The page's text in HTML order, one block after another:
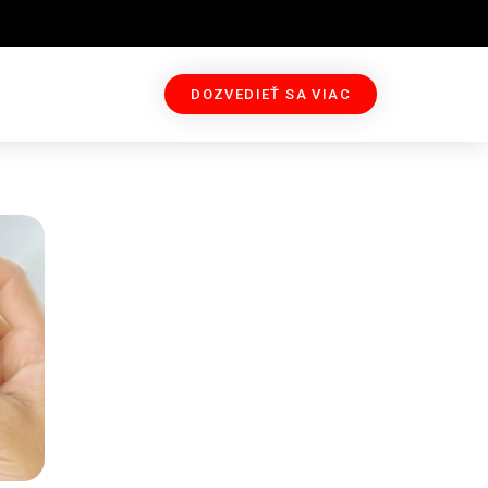
DOZVEDIEŤ SA VIAC